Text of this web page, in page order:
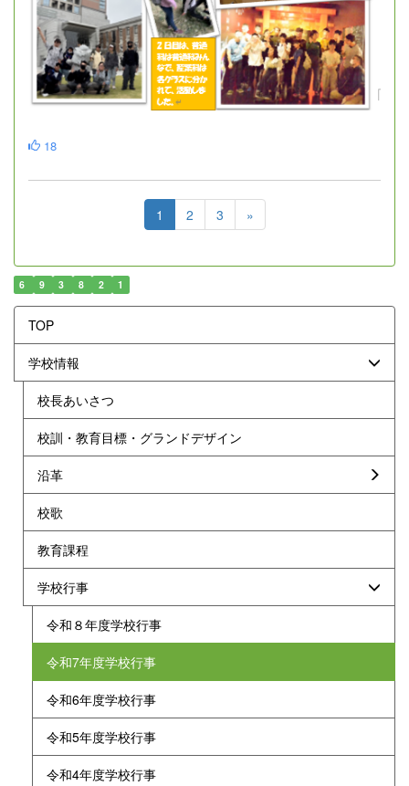
18
1 2 3 »
6 9 3 8 2 1
TOP
学校情報
校長あいさつ
校訓・教育目標・グランドデザイン
沿革
校歌
教育課程
学校行事
令和８年度学校行事
令和7年度学校行事
令和6年度学校行事
令和5年度学校行事
令和4年度学校行事